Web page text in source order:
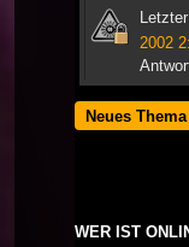
2002
Neues Thema
WER IST